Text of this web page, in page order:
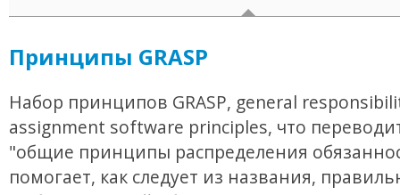
Принципы GRASP
Набор принципов GRASP, general
assignment software principles, что
"общие принципы распределения
помогает, как следует из названия,